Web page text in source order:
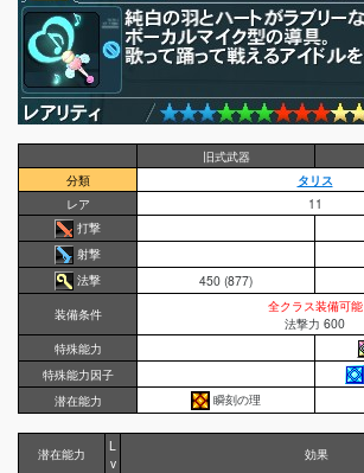
旧式武器
分類
タリス
レア
11
打撃
射撃
法撃
450 (877)
装備条件
全クラス装備可能
法撃力 600
特殊能力
特殊能力因子
潜在能力
瞬刻の理
潜在能力
L
v
効果